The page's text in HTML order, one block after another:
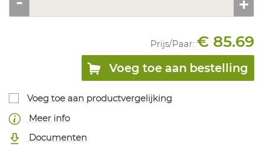
Prijs/Paar: € 85.69
Voeg toe aan bestelling
Voeg toe aan productvergelijking
Meer info
Documenten